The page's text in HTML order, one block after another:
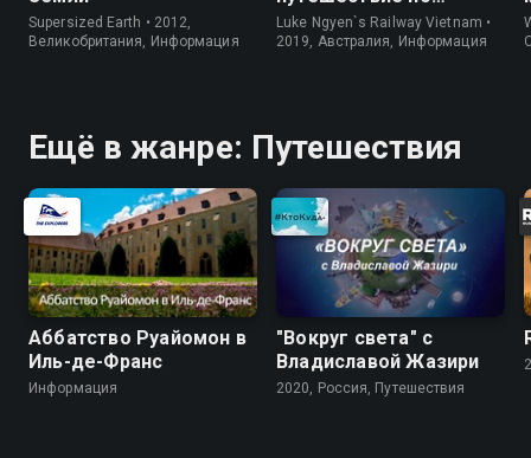
Supersized Earth • 2012,
Великобритания, Информация
Вьетнаму
Luke Ngyen`s Railway Vietnam •
2019, Австралия, Информация
Ещё в жанре: Путешествия
Аббатство Руайомон в
Иль-де-Франс
Информация
"Вокруг света" с
Владиславой Жазири
2020, Россия, Путешествия